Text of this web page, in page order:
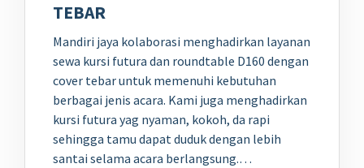
TEBAR
Mandiri jaya kolaborasi menghadirkan layanan
sewa kursi futura dan roundtable D160 dengan
cover tebar untuk memenuhi kebutuhan
berbagai jenis acara. Kami juga menghadirkan
kursi futura yag nyaman, kokoh, da rapi
sehingga tamu dapat duduk dengan lebih
santai selama acara berlangsung.…